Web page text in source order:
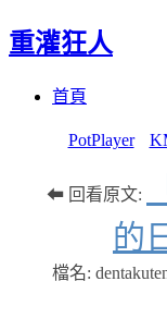
重灌狂人
首頁
PotPlayer
⬅ 回看原文:
的
檔名: